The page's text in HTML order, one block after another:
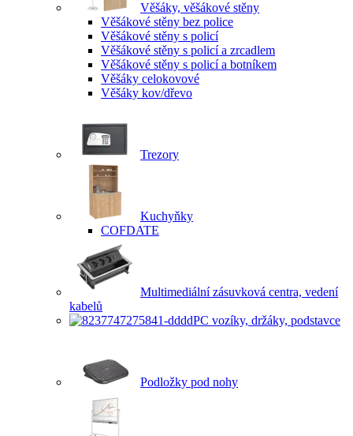
Věšáky, věšákové stěny
Věšákové stěny bez police
Věšákové stěny s policí
Věšákové stěny s policí a zrcadlem
Věšákové stěny s policí a botníkem
Věšáky celokovové
Věšáky kov/dřevo
Trezory
Kuchyňky
COFDATE
Multimediální zásuvková centra, vedení
kabelů
PC vozíky, držáky, podstavce
Podložky pod nohy